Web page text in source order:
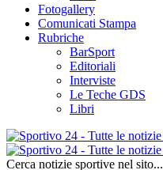
Fotogallery
Comunicati Stampa
Rubriche
BarSport
Editoriali
Interviste
Le Teche GDS
Libri
Cerca notizie sportive nel sito...